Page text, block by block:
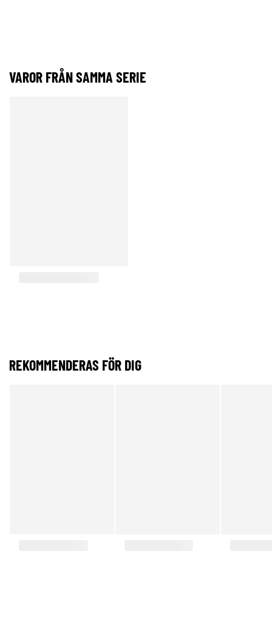
VAROR FRÅN SAMMA SERIE
REKOMMENDERAS FÖR DIG